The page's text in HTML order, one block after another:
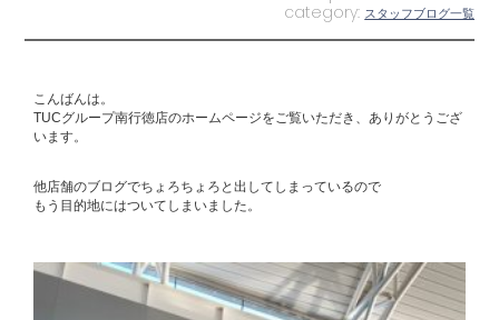
category: スタッフブログ一覧
こんばんは。
TUCグループ南行徳店のホームページをご覧いただき、ありがとうござ
います。
他店舗のブログでちょろちょろと出してしまっているので
もう目的地にはついてしまいました。